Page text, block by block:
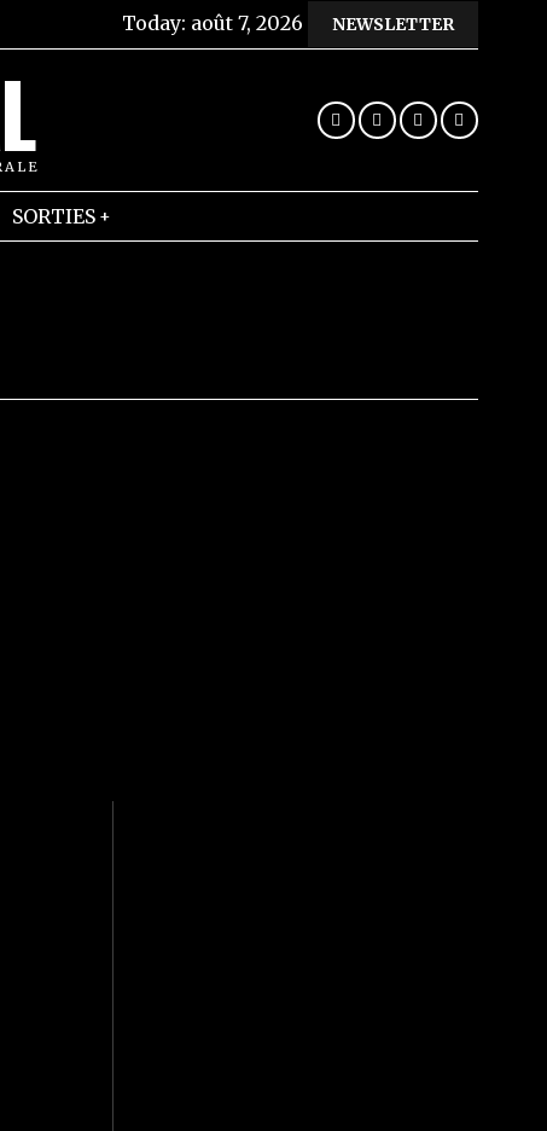
Today: août 7, 2026 NEWSLETTER
SORTIES